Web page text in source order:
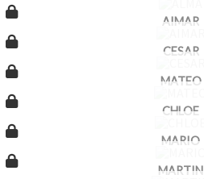
AIMAR
CESAR
MATEO
CHLOE
MARIO
MARTIN